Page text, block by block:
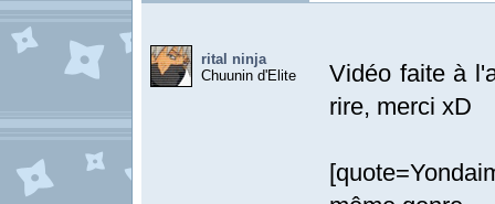
rital ninja
Chuunin d'Elite
Vidéo faite à
rire, merci xD